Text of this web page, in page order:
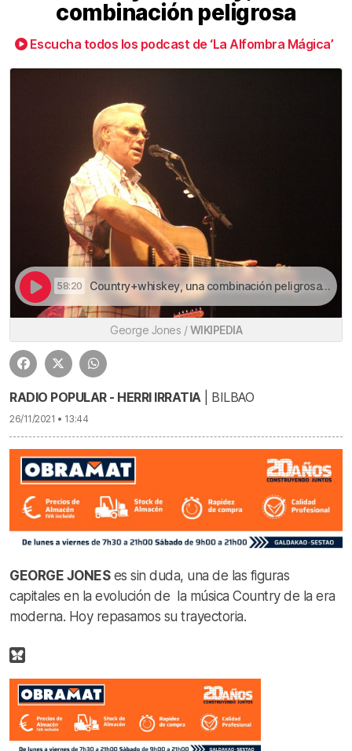
combinación peligrosa
Escucha todos los podcast de ‘La Alfombra Mágica’
58:20 Country+whiskey, una combinación peligrosa | Country+whiskey, una combinación peligrosa
George Jones /WIKIPEDIA
RADIO POPULAR - HERRI IRRATIA | BILBAO
26/11/2021 • 13:44
GEORGE JONESes sin duda, una de las figuras
capitales en la evolución de la música Country de la era
moderna. Hoy repasamos su trayectoria.